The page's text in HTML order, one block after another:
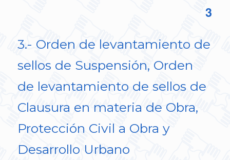
3
3.- Orden de levantamiento de
sellos de Suspensión, Orden
de levantamiento de sellos de
Clausura en materia de Obra,
Protección Civil a Obra y
Desarrollo Urbano